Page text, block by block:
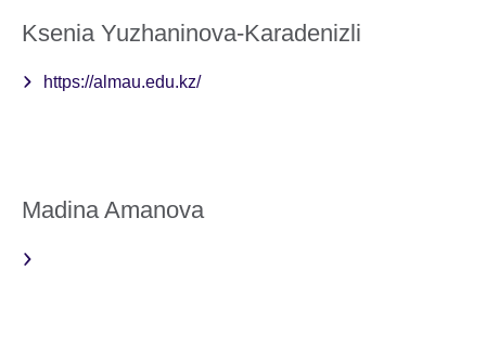
Ksenia Yuzhaninova-Karadenizli
https://almau.edu.kz/
Madina Amanova